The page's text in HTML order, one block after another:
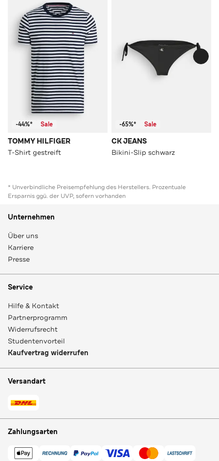
-44%* Sale
TOMMY HILFIGER
T-Shirt gestreift
-65%* Sale
CK JEANS
Bikini-Slip schwarz
* Unverbindliche Preisempfehlung des Herstellers. Prozentuale
Ersparnis ggü. der UVP, sofern vorhanden
Unternehmen
Über uns
Karriere
Presse
Service
Hilfe & Kontakt
Partnerprogramm
Widerrufsrecht
Studentenvorteil
Kaufvertrag widerrufen
Versandart
Zahlungsarten